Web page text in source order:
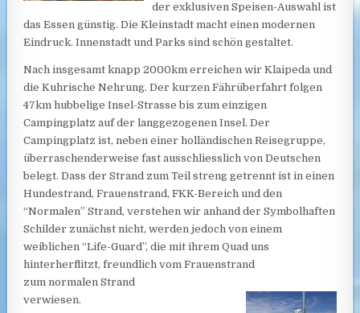
der exklusiven Speisen-Auswahl ist
das Essen günstig. Die Kleinstadt macht einen modernen
Eindruck. Innenstadt und Parks sind schön gestaltet.
Nach insgesamt knapp 2000km erreichen wir Klaipeda und
die Kuhrische Nehrung. Der kurzen Fährüberfahrt folgen
47km hubbelige Insel-Strasse bis zum einzigen
Campingplatz auf der langgezogenen Insel. Der
Campingplatz ist, neben einer holländischen Reisegruppe,
überraschenderweise fast ausschliesslich von Deutschen
belegt. Dass der Strand zum Teil streng getrennt ist in einen
Hundestrand, Frauenstrand, FKK-Bereich und den
“Normalen” Strand, verstehen wir anhand der Symbolhaften
Schilder zunächst nicht, werden jedoch von einem
weiblichen “Life-Guard”, die mit ihrem Quad uns
hinterherflitzt, freundlich vom Frauenstrand
zum normalen Strand
verwiesen.